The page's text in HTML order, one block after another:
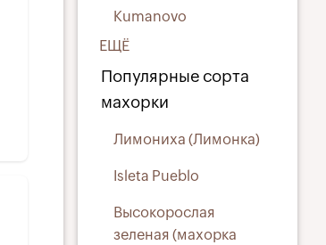
Kumanovo
ЕЩЁ
Популярные сорта
махорки
Лимониха (Лимонка)
Isleta Pueblo
Высокорослая
зеленая (махорка